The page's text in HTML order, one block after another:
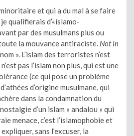
et qui a du mal à se faire
qualifierais d’«islamo-
par des musulmans plus ou
la mouvance antiraciste. Not in
nom ». L’islam des terroristes n’est
pas l’islam non plus, qui est une
(ce qui pose un problème
d’origine musulmane, qui
dans la condamnation du
d’un islam « andalou » qui
menace, c’est l’islamophobie et
sans l’excuser, la